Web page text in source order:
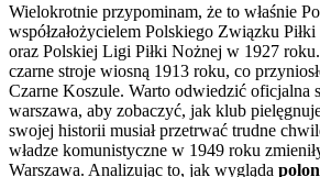
Wielokrotnie przypominam, że to właśnie
współzałożycielem Polskiego Związku
oraz Polskiej Ligi Piłki Nożnej w 1927
czarne stroje wiosną 1913 roku, co
Czarne Koszule. Warto odwiedzić oficjalna
warszawa, aby zobaczyć, jak klub
swojej historii musiał przetrwać trudne
władze komunistyczne w 1949 roku
Warszawa. Analizując to, jak wygląda